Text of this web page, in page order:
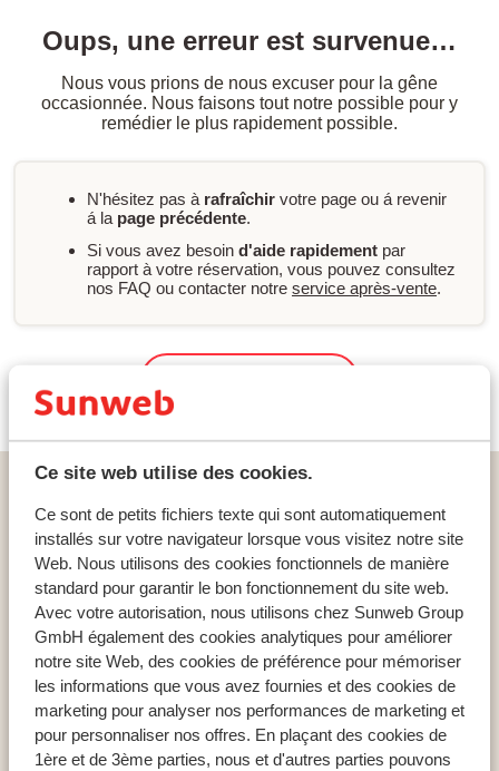
Ce site web utilise des cookies.
Ce sont de petits fichiers texte qui sont automatiquement
installés sur votre navigateur lorsque vous visitez notre site
Web. Nous utilisons des cookies fonctionnels de manière
standard pour garantir le bon fonctionnement du site web.
Avec votre autorisation, nous utilisons chez Sunweb Group
GmbH également des cookies analytiques pour améliorer
notre site Web, des cookies de préférence pour mémoriser
les informations que vous avez fournies et des cookies de
marketing pour analyser nos performances de marketing et
pour personnaliser nos offres. En plaçant des cookies de
1ère et de 3ème parties, nous et d'autres parties pouvons
Oups, une erreur est survenue…
Nous vous prions de nous excuser pour la gêne
occasionnée. Nous faisons tout notre possible pour y
remédier le plus rapidement possible.
N'hésitez pas à rafraîchir votre page ou á revenir
á la page précédente.
Si vous avez besoin d'aide rapidement par
rapport à votre réservation, vous pouvez consultez
nos FAQ ou contacter notre service après-vente.
Home vacances Espagne
Lanzarote
Puerto del Carmen
La Isla y el Mar Hôtel Boutique - Réservé aux adultes
Pays populaires
Espagne
Égypte
Tunisie